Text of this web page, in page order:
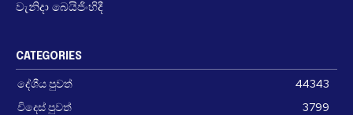
වැනිදා බෙයිජිංහිදී
CATEGORIES
දේශීය පුවත්
44343
විදෙස් පුවත්
3799